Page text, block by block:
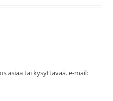
asiaa tai kysyttävää. e-mail: